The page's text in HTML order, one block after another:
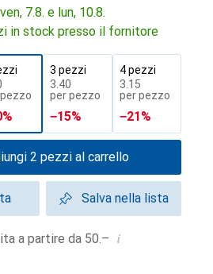
7.8. e lun, 10.8.
in stock presso il fornitore
%
3 pezzi
CHF
3.40
per pezzo
−15%
4 pezzi
CHF
3.15
per pezzo
−21%
2 pezzi al carrello
Salva nella lista
a partire da 50.– i